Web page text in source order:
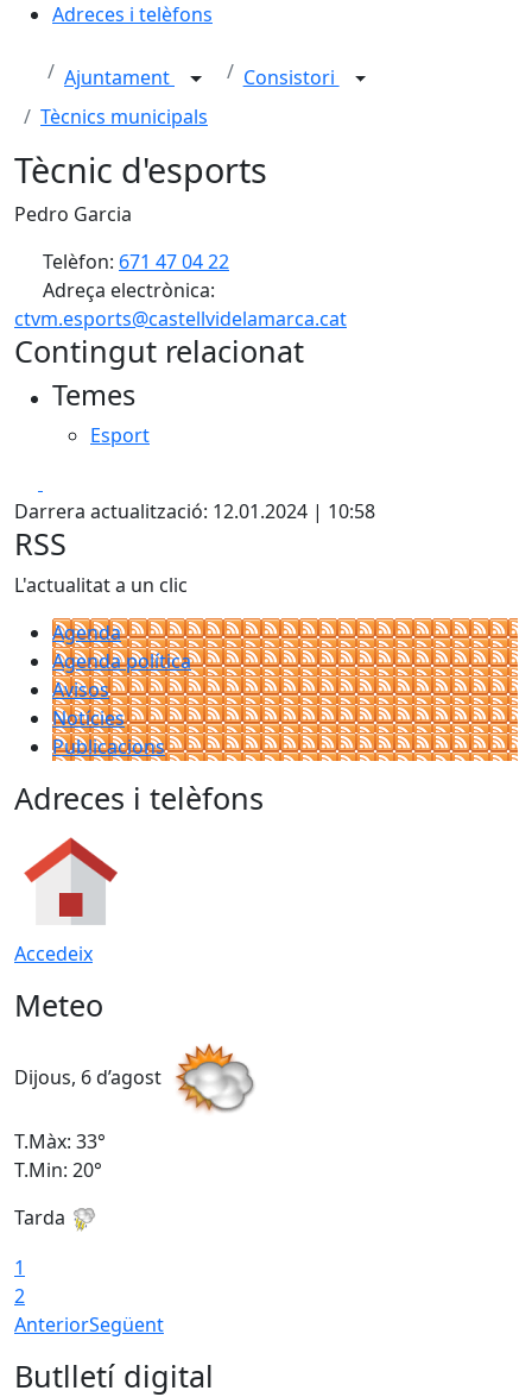
Adreces i telèfons
Ajuntament
Consistori
Tècnics municipals
Tècnic d'esports
Pedro Garcia
Telèfon: 671 47 04 22
Adreça electrònica:
ctvm.esports@castellvidelamarca.cat
Contingut relacionat
Temes
Esport
Darrera actualització: 12.01.2024 | 10:58
RSS
L'actualitat a un clic
Agenda
Agenda política
Avisos
Notícies
Publicacions
Adreces i telèfons
Accedeix
Meteo
Dijous, 6 d’agost
T.Màx: 33°
T.Min: 20°
Tarda
1
2
AnteriorSegüent
Butlletí digital